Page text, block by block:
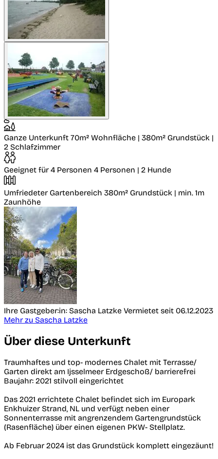
Ganze Unterkunft 70m² Wohnfläche | 380m² Grundstück |
2 Schlafzimmer
Geeignet für 4 Personen 4 Personen | 2 Hunde
Umfriedeter Gartenbereich 380m² Grundstück | min. 1m
Zaunhöhe
Ihre Gastgeber:in: Sascha Latzke Vermietet seit 06.12.2023
Mehr zu Sascha Latzke
Über diese Unterkunft
Traumhaftes und top- modernes Chalet mit Terrasse/
Garten direkt am Ijsselmeer Erdgeschoß/ barrierefrei
Baujahr: 2021 stilvoll eingerichtet
Das 2021 errichtete Chalet befindet sich im Europark
Enkhuizer Strand, NL und verfügt neben einer
Sonnenterrasse mit angrenzendem Gartengrundstück
(Rasenfläche) über einen eigenen PKW- Stellplatz.
Ab Februar 2024 ist das Grundstück komplett eingezäunt!